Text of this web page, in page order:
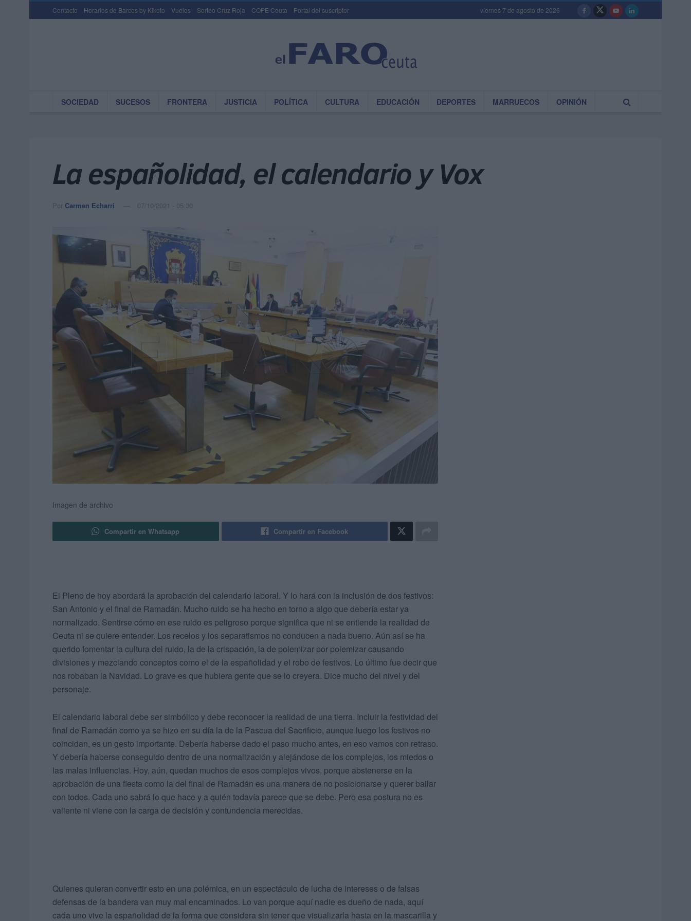
Contacto Horarios de Barcos by Kikoto Vuelos Sorteo Cruz Roja COPE Ceuta Portal del suscriptor viernes 7 de agosto de 2026
SOCIEDAD SUCESOS FRONTERA JUSTICIA POLÍTICA CULTURA EDUCACIÓN DEPORTES MARRUECOS OPINIÓN
La españolidad, el calendario y Vox
Por Carmen Echarri 07/10/2021 - 05:30
Imagen de archivo
Compartir en Whatsapp Compartir en Facebook
El Pleno de hoy abordará la aprobación del calendario laboral. Y lo hará con la inclusión de dos festivos:
San Antonio y el final de Ramadán. Mucho ruido se ha hecho en torno a algo que debería estar ya
normalizado. Sentirse cómo en ese ruido es peligroso porque significa que ni se entiende la realidad de
Ceuta ni se quiere entender. Los recelos y los separatismos no conducen a nada bueno. Aún así se ha
querido fomentar la cultura del ruido, la de la crispación, la de polemizar por polemizar causando
divisiones y mezclando conceptos como el de la españolidad y el robo de festivos. Lo último fue decir que
nos robaban la Navidad. Lo grave es que hubiera gente que se lo creyera. Dice mucho del nivel y del
personaje.
El calendario laboral debe ser simbólico y debe reconocer la realidad de una tierra. Incluir la festividad del
final de Ramadán como ya se hizo en su día la de la Pascua del Sacrificio, aunque luego los festivos no
coincidan, es un gesto importante. Debería haberse dado el paso mucho antes, en eso vamos con retraso.
Y debería haberse conseguido dentro de una normalización y alejándose de los complejos, los miedos o
las malas influencias. Hoy, aún, quedan muchos de esos complejos vivos, porque abstenerse en la
aprobación de una fiesta como la del final de Ramadán es una manera de no posicionarse y querer bailar
con todos. Cada uno sabrá lo que hace y a quién todavía parece que se debe. Pero esa postura no es
valiente ni viene con la carga de decisión y contundencia merecidas.
Quienes quieran convertir esto en una polémica, en un espectáculo de lucha de intereses o de falsas
defensas de la bandera van muy mal encaminados. Lo van porque aquí nadie es dueño de nada, aquí
cada uno vive la españolidad de la forma que considera sin tener que visualizarla hasta en la mascarilla y